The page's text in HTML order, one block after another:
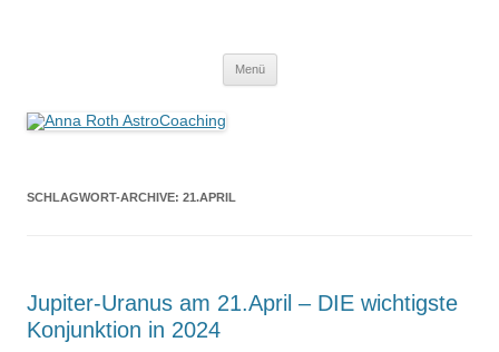
Menü
SCHLAGWORT-ARCHIVE: 21.APRIL
Jupiter-Uranus am 21.April – DIE wichtigste
Konjunktion in 2024